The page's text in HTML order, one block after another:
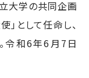
大学の共同企画
として任命し、
令和6年6月7日